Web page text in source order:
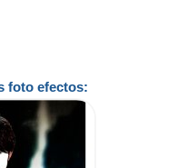
foto efectos: